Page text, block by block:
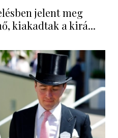
jelent meg
kiakadtak a kirá...